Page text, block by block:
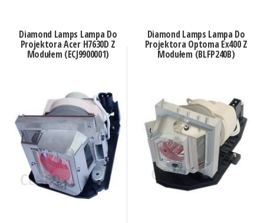
Diamond Lamps Lampa Do
Projektora Acer H7630D Z
Modułem (ECJ9900001)
Diamond Lamps Lampa Do
Projektora Optoma Ex400 Z
Modułem (BLFP240B)